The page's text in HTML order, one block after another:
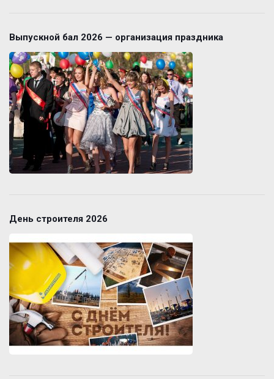
Выпускной бал 2026 — организация праздника
День строителя 2026